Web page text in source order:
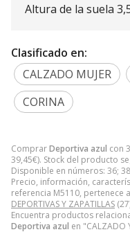
ComprarDeportiva azul con
39,45€). Stock del producto
Disponible en números: 36;
Precio, información,
referencia M5110, pertenece
DEPORTIVAS Y ZAPATILLAS
Encuentra productos
Deportiva azul en "CALZADO
Altura de la suela
Clasificado en:
CALZADO MUJER
CORINA